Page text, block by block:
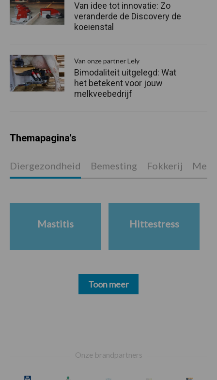
Van idee tot innovatie: Zo
veranderde de Discovery de
koeienstal
Van onze partner Lely
Bimodaliteit uitgelegd: Wat
het betekent voor jouw
melkveebedrijf
Themapagina's
Diergezondheid Bemesting Fokkerij
Mastitis Hittestress
Toon meer
Onze brandpartners